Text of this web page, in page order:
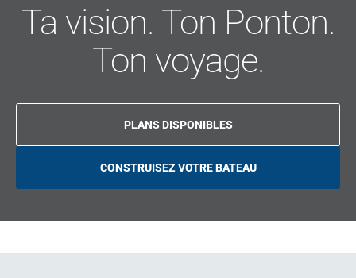
Ta vision. Ton Ponton.
Ton voyage.
PLANS DISPONIBLES
CONSTRUISEZ VOTRE BATEAU
O
A